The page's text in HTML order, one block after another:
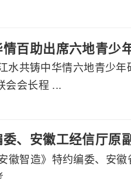
百助出席六地青少
水共铸中华情六地青少
会会长程 ...
委、安徽工经信厅
察交流
徽智造》特约编委、安